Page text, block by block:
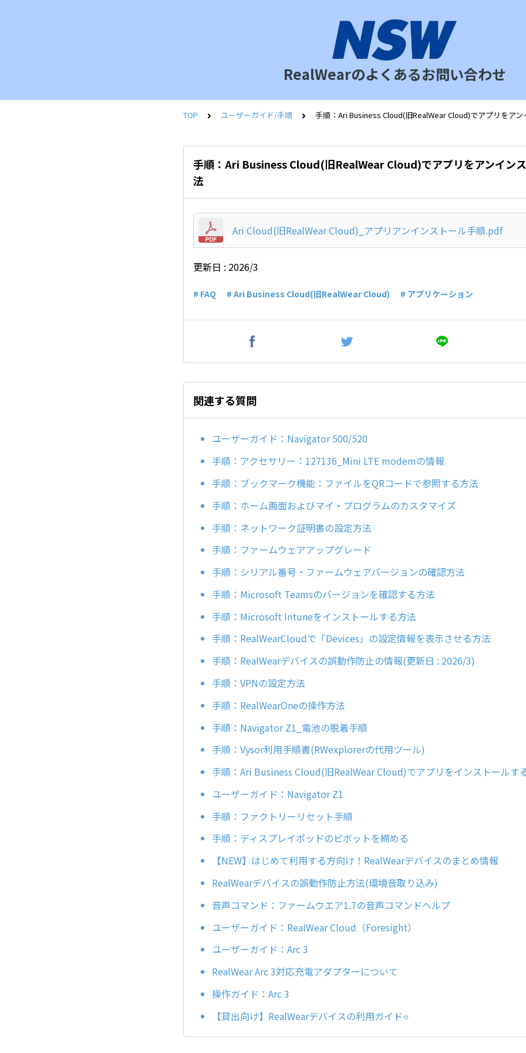
RealWearのよくあるお問い合わせ
TOP ユーザーガイド/手順 手順：Ari Business Cloud(旧RealWear Cloud)でアプリをア
手順：Ari Business Cloud(旧RealWear Cloud)でアプリをアンイン
法
Ari Cloud(旧RealWear Cloud)_アプリアンインストール手順.pdf
更新日 : 2026/3
# FAQ # Ari Business Cloud(旧RealWear Cloud) # アプリケーション
関連する質問
ユーザーガイド：Navigator 500/520
手順：アクセサリー：127136_Mini LTE modemの情報
手順：ブックマーク機能：ファイルをQRコードで参照する方法
手順：ホーム画面およびマイ・プログラムのカスタマイズ
手順：ネットワーク証明書の設定方法
手順：ファームウェアアップグレード
手順：シリアル番号・ファームウェアバージョンの確認方法
手順：Microsoft Teamsのバージョンを確認する方法
手順：Microsoft Intuneをインストールする方法
手順：RealWearCloudで「Devices」の設定情報を表示させる方法
手順：RealWearデバイスの誤動作防止の情報(更新日 : 2026/3)
手順：VPNの設定方法
手順：RealWearOneの操作方法
手順：Navigator Z1_電池の脱着手順
手順：Vysor利用手順書(RWexplorerの代用ツール)
手順：Ari Business Cloud(旧RealWear Cloud)でアプリをインストールす
ユーザーガイド：Navigator Z1
手順：ファクトリーリセット手順
手順：ディスプレイポッドのピボットを締める
【NEW】はじめて利用する方向け！RealWearデバイスのまとめ情報
RealWearデバイスの誤動作防止方法(環境音取り込み)
音声コマンド：ファームウエア1.7の音声コマンドヘルプ
ユーザーガイド：RealWear Cloud（Foresight）
ユーザーガイド：Arc 3
RealWear Arc 3対応充電アダプターについて
操作ガイド：Arc 3
【貸出向け】RealWearデバイスの利用ガイド⭐